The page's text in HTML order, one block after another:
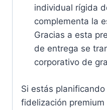
individual rígida
complementa la
Gracias a esta
de entrega se
corporativo de
Si estás
fidelización